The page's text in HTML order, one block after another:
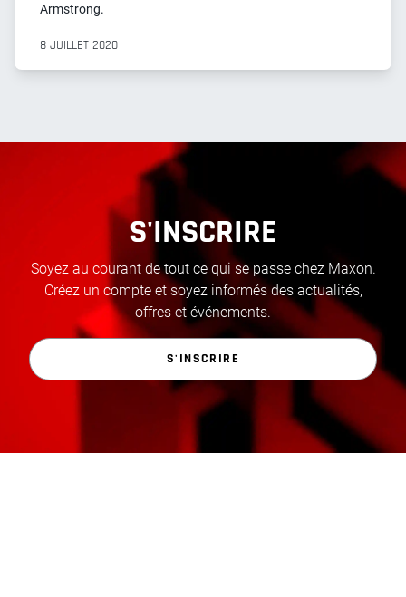
Armstrong.
8 JUILLET 2020
S'INSCRIRE
Soyez au courant de tout ce qui se passe chez Maxon.
Créez un compte et soyez informés des actualités,
offres et événements.
S'INSCRIRE